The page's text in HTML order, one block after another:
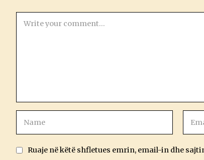
Ruaje në këtë shfletues emrin, email-in dhe